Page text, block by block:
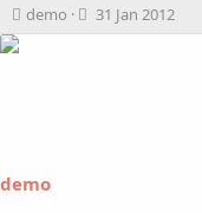
T
h
a
demo
B
e
31 Jan 2012
demo